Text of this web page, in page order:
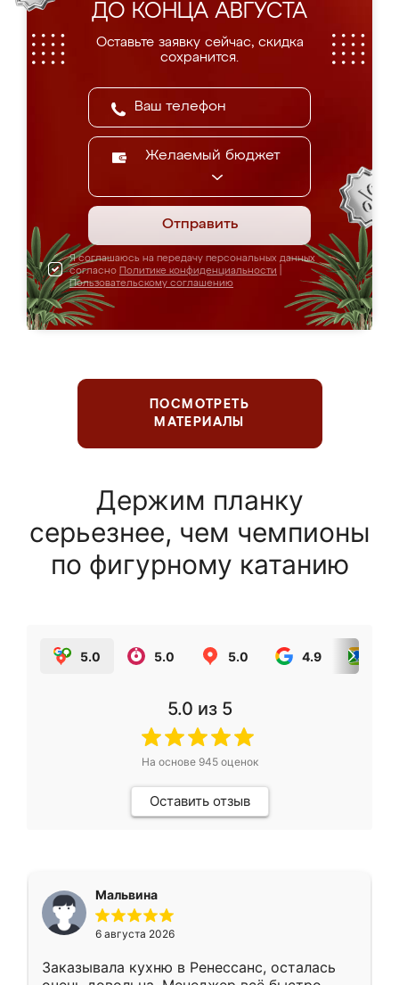
ДО КОНЦА АВГУСТА
Оставьте заявку сейчас, скидка
сохранится.
Желаемый бюджет
Отправить
Я соглашаюсь на передачу персональных данных
согласно Политике конфиденциальности
Пользовательскому соглашению
ПОСМОТРЕТЬ
МАТЕРИАЛЫ
Держим планку
серьезнее, чем чемпионы
по фигурному катанию
5.0 5.0 5.0 4.9
5.0 из 5
На основе 945оценок
Оставить отзыв
Мальвина
6 августа 2026
Заказывала кухню в Ренессанс, осталась